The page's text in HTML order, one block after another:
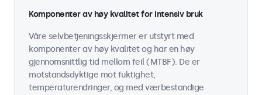
Komponenter av høy kvalitet for intensiv bruk
Våre selvbetjeningsskjermer er utstyrt med
komponenter av høy kvalitet og har en høy
gjennomsnittlig tid mellom feil (MTBF). De er
motstandsdyktige mot fuktighet,
temperaturendringer, og med værbestandige